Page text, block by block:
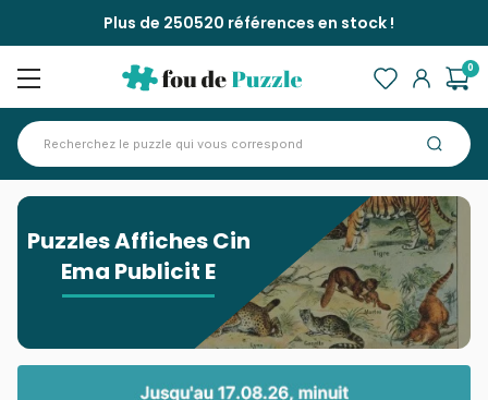
Plus de 250520 références en stock !
0
Puzzles Affiches Cin
Ema Publicit E